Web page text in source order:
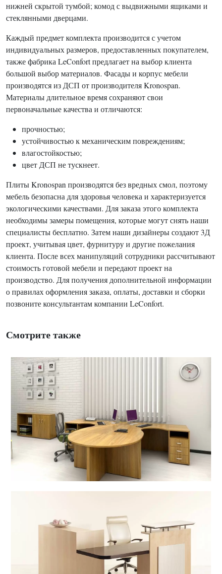
нижней скрытой тумбой; комод с выдвижными ящиками и
стеклянными дверцами.
Каждый предмет комплекта производится с учетом
индивидуальных размеров, предоставленных покупателем,
также фабрика LeConfort предлагает на выбор клиента
большой выбор материалов. Фасады и корпус мебели
производятся из ДСП от производителя Kronospan.
Материалы длительное время сохраняют свои
первоначальные качества и отличаются:
прочностью;
устойчивостью к механическим повреждениям;
влагостойкостью;
цвет ДСП не тускнеет.
Плиты Kronospan производятся без вредных смол, поэтому
мебель безопасна для здоровья человека и характеризуется
экологическими качествами. Для заказа этого комплекта
необходимы замеры помещения, которые могут снять наши
специалисты бесплатно. Затем наши дизайнеры создают 3Д
проект, учитывая цвет, фурнитуру и другие пожелания
клиента. После всех манипуляций сотрудники рассчитывают
стоимость готовой мебели и передают проект на
производство. Для получения дополнительной информации
о правилах оформления заказа, оплаты, доставки и сборки
позвоните консультантам компании LeConfort.
Смотрите также